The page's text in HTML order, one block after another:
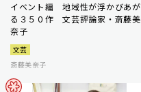
イベント編 地域性が浮かびあが
る３５０作 文芸評論家・斎藤美
奈子
文芸
斎藤美奈子